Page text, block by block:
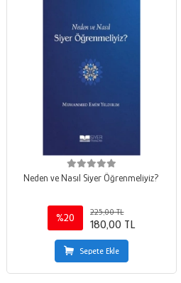
Neden ve Nasıl Siyer Öğrenmeliyiz?
%20
225,00 TL
180,00 TL
Sepete Ekle